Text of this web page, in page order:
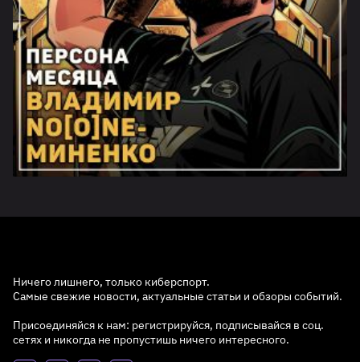
Ничего лишнего, только киберспорт.
Самые свежие новости, актуальные статьи и обзоры событий.
Присоединяйся к нам: регистрируйся, подписывайся в соц.
сетях и никогда не пропустишь ничего интересного.